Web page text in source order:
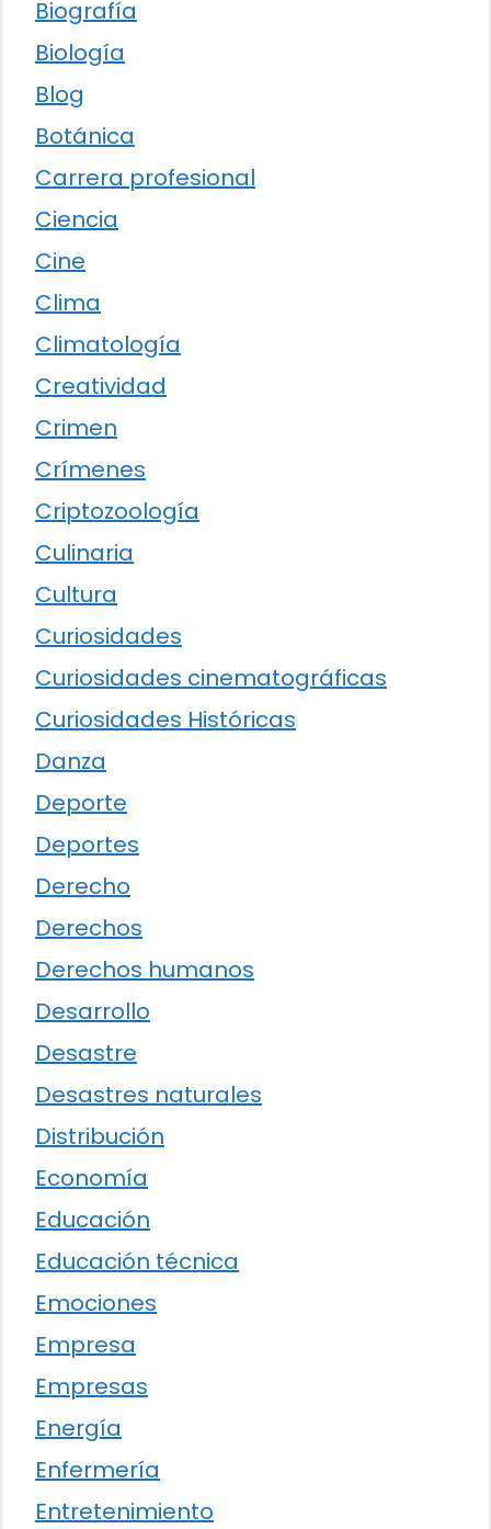
Biografía
Biología
Blog
Botánica
Carrera profesional
Ciencia
Cine
Clima
Climatología
Creatividad
Crimen
Crímenes
Criptozoología
Culinaria
Cultura
Curiosidades
Curiosidades cinematográficas
Curiosidades Históricas
Danza
Deporte
Deportes
Derecho
Derechos
Derechos humanos
Desarrollo
Desastre
Desastres naturales
Distribución
Economía
Educación
Educación técnica
Emociones
Empresa
Empresas
Energía
Enfermería
Entretenimiento